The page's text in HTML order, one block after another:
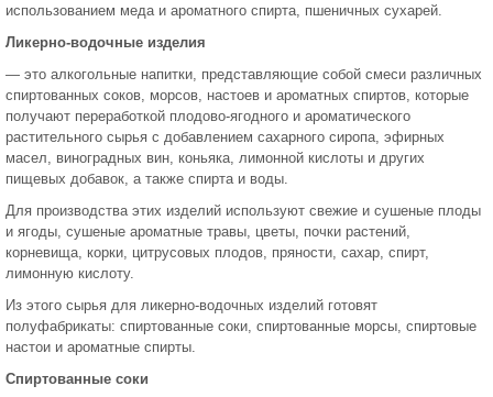
использованием меда и ароматного спирта, пшеничных сухарей.
Ликерно-водочные изделия
— это алкогольные напитки, пред­ставляющие собой смеси различных
спиртованных соков, морсов, настоев и ароматных спиртов, которые
получают переработкой плодово-ягодного и ароматического
растительного сырья с до­бавлением сахарного сиропа, эфирных
масел, виноградных вин, коньяка, лимонной кислоты и других
пищевых добавок, а также спирта и воды.
Для производства этих изделий используют свежие и сушеные плоды
и ягоды, сушеные ароматные травы, цветы, почки растений,
корневища, корки, цитрусовых плодов, пряности, сахар, спирт,
лимонную кислоту.
Из этого сырья для ликерно-водочных изде­лий готовят
полуфабрикаты: спиртованные соки, спиртованные морсы, спиртовые
настои и ароматные спирты.
Спиртованные соки